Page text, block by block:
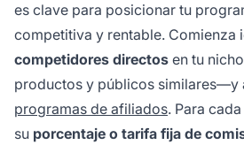
es clave para posicionar tu
competitiva y rentable. Comienza
competidores directos en tu
productos y públicos similares—y
programas de afiliados. Para
su porcentaje o tarifa fija de